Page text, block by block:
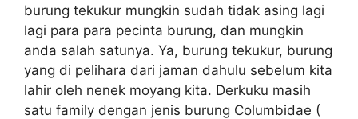
burung tekukur mungkin sudah tidak asing lagi
lagi para para pecinta burung, dan mungkin
anda salah satunya. Ya, burung tekukur, burung
yang di pelihara dari jaman dahulu sebelum kita
lahir oleh nenek moyang kita. Derkuku masih
satu family dengan jenis burung Columbidae (